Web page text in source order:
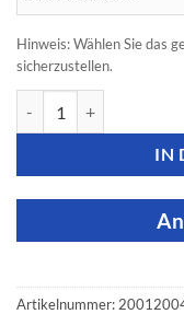
Hinweis: Wählen Sie das
sicherzustellen.
IN
Artikelnummer: